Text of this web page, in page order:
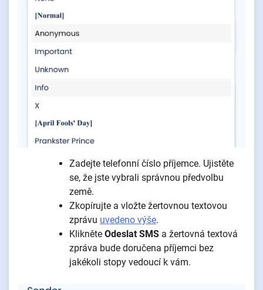
Zadejte telefonní číslo příjemce. Ujistěte
se, že jste vybrali správnou předvolbu
země.
Zkopírujte a vložte žertovnou textovou
zprávu uvedeno výše.
Klikněte Odeslat SMS a žertovná textová
zpráva bude doručena příjemci bez
jakékoli stopy vedoucí k vám.